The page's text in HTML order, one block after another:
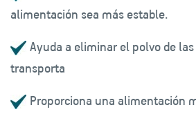
alimentación sea más estable.
Ayuda a eliminar el polvo de
transporta
Proporciona una alimentación